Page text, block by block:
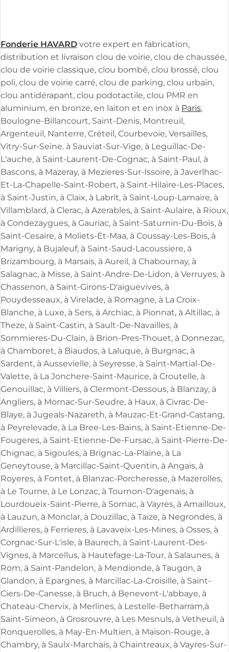
Fonderie HAVARDvotre expert en fabrication,
distribution et livraison clou de voirie, clou de chaussée,
clou de voirie classique, clou bombé, clou brossé, clou
poli, clou de voirie carré, clou de parking, clou urbain,
clou antidérapant, clou podotactile, clou PMR en
aluminium, en bronze, en laiton et en inox à Paris,
Boulogne-Billancourt, Saint-Denis, Montreuil,
Argenteuil, Nanterre, Créteil, Courbevoie, Versailles,
Vitry-Sur-Seine. à Sauviat-Sur-Vige, à Leguillac-De-
L'auche, à Saint-Laurent-De-Cognac, à Saint-Paul, à
Bascons, à Mazeray, à Mezieres-Sur-Issoire, à Javerlhac-
Et-La-Chapelle-Saint-Robert, à Saint-Hilaire-Les-Places,
à Saint-Justin, à Claix, à Labrit, à Saint-Loup-Lamaire, à
Villamblard, à Clerac, à Azerables, à Saint-Aulaire, à Rioux,
à Condezaygues, à Gauriac, à Saint-Saturnin-Du-Bois, à
Saint-Cesaire, à Moliets-Et-Maa, à Coussay-Les-Bois, à
Marigny, à Bujaleuf, à Saint-Saud-Lacoussiere, à
Brizambourg, à Marsais, à Aureil, à Chabournay, à
Salagnac, à Misse, à Saint-Andre-De-Lidon, à Verruyes, à
Chassenon, à Saint-Girons-D'aiguevives, à
Pouydesseaux, à Virelade, à Romagne, à La Croix-
Blanche, à Luxe, à Sers, à Archiac, à Pionnat, à Altillac, à
Theze, à Saint-Castin, à Sault-De-Navailles, à
Sommieres-Du-Clain, à Brion-Pres-Thouet, à Donnezac,
à Chamboret, à Biaudos, à Laluque, à Burgnac, à
Sardent, à Aussevielle, à Seyresse, à Saint-Martial-De-
Valette, à La Jonchere-Saint-Maurice, à Croutelle, à
Genouillac, à Villiers, à Clermont-Dessous, à Blanzay, à
Angliers, à Mornac-Sur-Seudre, à Haux, à Civrac-De-
Blaye, à Jugeals-Nazareth, à Mauzac-Et-Grand-Castang,
à Peyrelevade, à La Bree-Les-Bains, à Saint-Etienne-De-
Fougeres, à Saint-Etienne-De-Fursac, à Saint-Pierre-De-
Chignac, à Sigoules, à Brignac-La-Plaine, à La
Geneytouse, à Marcillac-Saint-Quentin, à Angais, à
Royeres, à Fontet, à Blanzac-Porcheresse, à Mazerolles,
à Le Tourne, à Le Lonzac, à Tournon-D'agenais, à
Lourdoueix-Saint-Pierre, à Sornac, à Vayres, à Amailloux,
à Lauzun, à Monclar, à Douzillac, à Taize, à Negrondes, à
Ardillieres, à Ferrieres, à Lavaveix-Les-Mines, à Osses, à
Corgnac-Sur-L'isle, à Baurech, à Saint-Laurent-Des-
Vignes, à Marcellus, à Hautefage-La-Tour, à Salaunes, à
Rom, à Saint-Pandelon, à Mendionde, à Taugon, à
Glandon, à Epargnes, à Marcillac-La-Croisille, à Saint-
Ciers-De-Canesse, à Bruch, à Benevent-L'abbaye, à
Chateau-Chervix, à Merlines, à Lestelle-Betharram,à
Saint-Simeon, à Grosrouvre, à Les Mesnuls, à Vetheuil, à
Ronquerolles, à May-En-Multien, à Maison-Rouge, à
Chambry, à Saulx-Marchais, à Chaintreaux, à Vayres-Sur-